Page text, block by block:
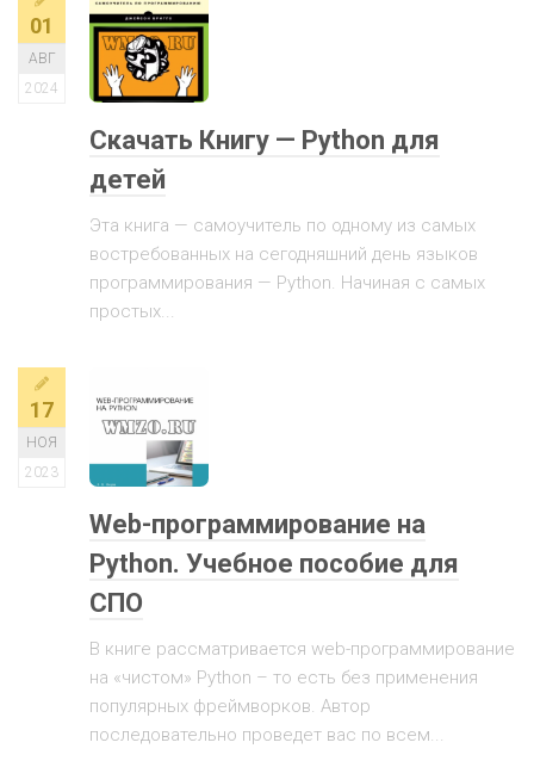
01
АВГ
2024
Скачать Книгу — Python для
детей
Эта книга — самоучитель по одному из самых
востребованных на сегодняшний день языков
программирования — Python. Начиная с самых
простых...
17
НОЯ
2023
Web-программирование на
Python. Учебное пособие для
СПО
В книге рассматривается web-программирование
на «чистом» Python – то есть без применения
популярных фреймворков. Автор
последовательно проведет вас по всем...